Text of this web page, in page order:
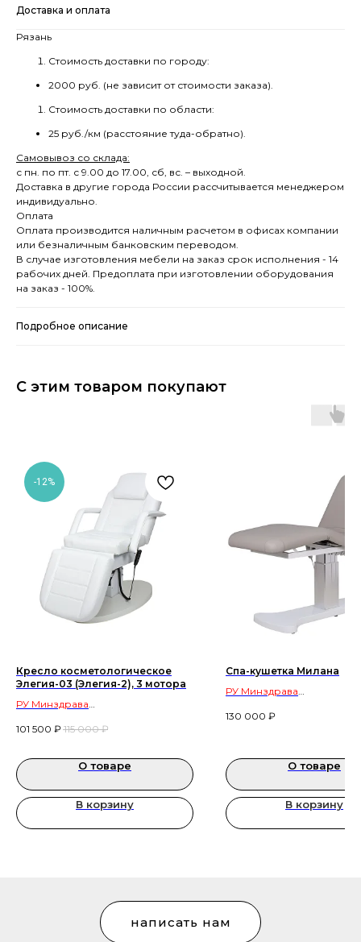
Доставка и оплата
Рязань
Стоимость доставки по городу:
2000 руб. (не зависит от стоимости заказа).
Стоимость доставки по области:
25 руб./км (расстояние туда-обратно).
Самовывоз со склада:
с пн. по пт. с 9.00 до 17.00, сб, вс. – выходной.
Доставка в другие города России рассчитывается менеджером
индивидуально.
Оплата
Оплата производится наличным расчетом в офисах компании
или безналичным банковским переводом.
В случае изготовления мебели на заказ срок исполнения - 14
рабочих дней. Предоплата при изготовлении оборудования
на заказ - 100%.
Подробное описание
С этим товаром покупают
-12%
Кресло косметологическое
Элегия-03 (Элегия-2), 3 мотора
РУ Минздрава
красоты и косметологических
101 500 ₽ 115 000 ₽
О товаре
В корзину
Спа-кушетка Милана
РУ Минздрава
красоты и
130 000 ₽
О товаре
В корзину
написать нам